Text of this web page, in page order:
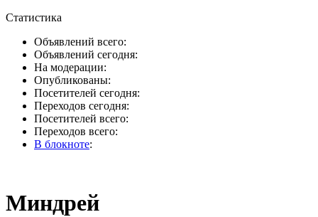
Статистика
Объявлений всего:
Объявлений сегодня:
На модерации:
Опубликованы:
Посетителей сегодня:
Переходов сегодня:
Посетителей всего:
Переходов всего:
В блокноте:
Миндрей